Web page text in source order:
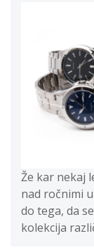
Že kar nekaj
nad ročnimi
do tega, da
kolekcija